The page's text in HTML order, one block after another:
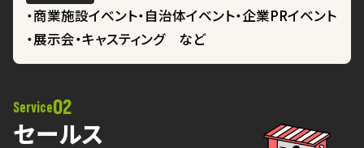
商業施設イベント 自治体イベント 企業PRイベント
展示会 キャスティング など
Service02
セールス